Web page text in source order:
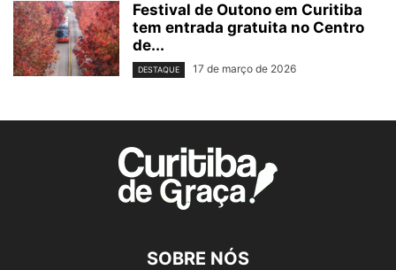
Festival de Outono em Curitiba
tem entrada gratuita no Centro
de...
DESTAQUE 17 de março de 2026
SOBRE NÓS